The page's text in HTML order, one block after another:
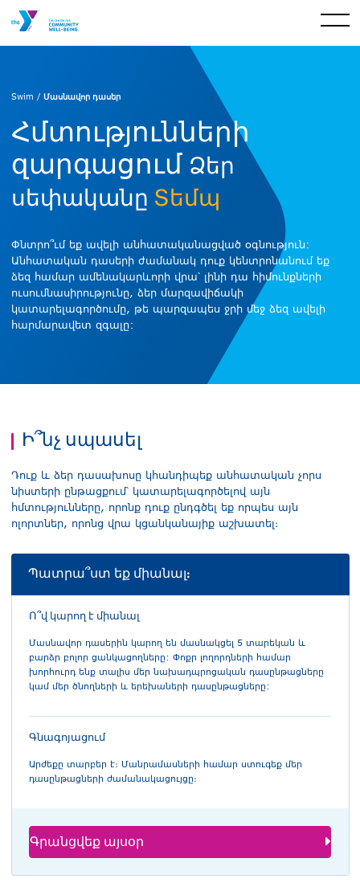
Swim / Մասնավոր դասեր
Հմտությունների
զարգացում Ձեր
սեփականը Տեմպ
Փնտրո՞ւմ եք ավելի անհատականացված օգնություն:
Անհատական դասերի ժամանակ դուք կենտրոնանում եք
ձեզ համար ամենակարևորի վրա՝ լինի դա հիմունքների
ուսումնասիրությունը, ձեր մարզավիճակի
կատարելագործումը, թե պարզապես ջրի մեջ ձեզ ավելի
հարմարավետ զգալը:
Ի՞նչ սպասել
Դուք և ձեր դասախոսը կհանդիպեք անհատական չորս
նիստերի ընթացքում՝ կատարելագործելով այն
հմտությունները, որոնք դուք ընդգծել եք որպես այն
ոլորտներ, որոնց վրա կցանկանայիք աշխատել։
Պատրա՞ստ եք միանալ:
Ո՞վ կարող է միանալ
Մասնավոր դասերին կարող են մասնակցել 5 տարեկան և
բարձր բոլոր ցանկացողները: Փոքր լողորդների համար
խորհուրդ ենք տալիս մեր նախադպրոցական դասընթացները
կամ մեր ծնողների և երեխաների դասընթացները:
Գնագոյացում
Արժեքը տարբեր է։ Մանրամասների համար ստուգեք մեր
դասընթացների ժամանակացույցը։
Գրանցվեք այսօր